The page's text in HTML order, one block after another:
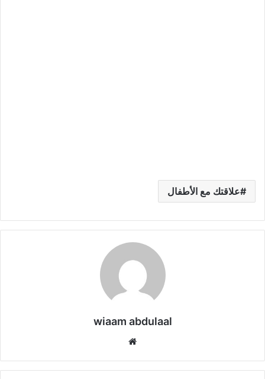
علاقتك مع الأطفال
wiaam abdulaal
الوي